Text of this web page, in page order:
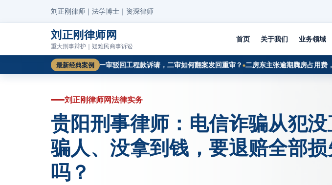
刘正刚律师｜法学博士｜资深律师
刘正刚律师网
重大刑事辩护｜疑难民商事诉讼
首页 关于我们 业务领域
最新经典案例
成功再审审查案例切入 一审驳回工程款诉请，二审如何翻案发回重审？ 二房东主张逾期腾房占用费，次承
刘正刚律师网法律实务
贵阳刑事律师：电信诈骗从犯
骗人、没拿到钱，要退赔全部损
吗？